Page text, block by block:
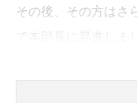
その後、その方はさ